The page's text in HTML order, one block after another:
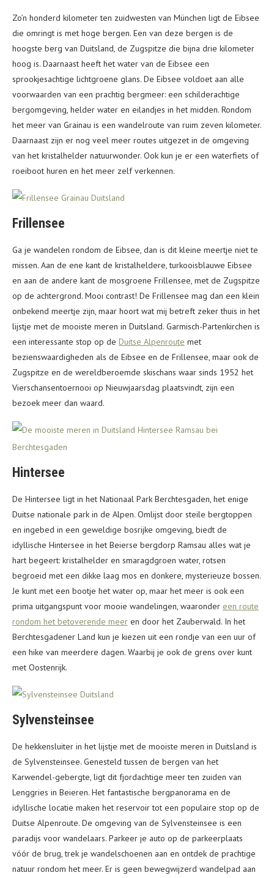
Zo’n honderd kilometer ten zuidwesten van München ligt de Eibsee
die omringt is met hoge bergen. Een van deze bergen is de
hoogste berg van Duitsland, de Zugspitze die bijna drie kilometer
hoog is. Daarnaast heeft het water van de Eibsee een
sprookjesachtige lichtgroene glans. De Eibsee voldoet aan alle
voorwaarden van een prachtig bergmeer: een schilderachtige
bergomgeving, helder water en eilandjes in het midden. Rondom
het meer van Grainau is een wandelroute van ruim zeven kilometer.
Daarnaast zijn er nog veel meer routes uitgezet in de omgeving
van het kristalhelder natuurwonder. Ook kun je er een waterfiets of
roeiboot huren en het meer zelf verkennen.
Frillensee
Ga je wandelen rondom de Eibsee, dan is dit kleine meertje niet te
missen. Aan de ene kant de kristalheldere, turkooisblauwe Eibsee
en aan de andere kant de mosgroene Frillensee, met de Zugspitze
op de achtergrond. Mooi contrast! De Frillensee mag dan een klein
onbekend meertje zijn, maar hoort wat mij betreft zeker thuis in het
lijstje met de mooiste meren in Duitsland. Garmisch-Partenkirchen is
een interessante stop op de Duitse Alpenroute met
bezienswaardigheden als de Eibsee en de Frillensee, maar ook de
Zugspitze en de wereldberoemde skischans waar sinds 1952 het
Vierschansentoernooi op Nieuwjaarsdag plaatsvindt, zijn een
bezoek meer dan waard.
Hintersee
De Hintersee ligt in het Nationaal Park Berchtesgaden, het enige
Duitse nationale park in de Alpen. Omlijst door steile bergtoppen
en ingebed in een geweldige bosrijke omgeving, biedt de
idyllische Hintersee in het Beierse bergdorp Ramsau alles wat je
hart begeert: kristalhelder en smaragdgroen water, rotsen
begroeid met een dikke laag mos en donkere, mysterieuze bossen.
Je kunt met een bootje het water op, maar het meer is ook een
prima uitgangspunt voor mooie wandelingen, waaronder een route
rondom het betoverende meer en door het Zauberwald. In het
Berchtesgadener Land kun je kiezen uit een rondje van een uur of
een hike van meerdere dagen. Waarbij je ook de grens over kunt
met Oostenrijk.
Sylvensteinsee
De hekkensluiter in het lijstje met de mooiste meren in Duitsland is
de Sylvensteinsee. Genesteld tussen de bergen van het
Karwendel-gebergte, ligt dit fjordachtige meer ten zuiden van
Lenggries in Beieren. Het fantastische bergpanorama en de
idyllische locatie maken het reservoir tot een populaire stop op de
Duitse Alpenroute. De omgeving van de Sylvensteinsee is een
paradijs voor wandelaars. Parkeer je auto op de parkeerplaats
vóór de brug, trek je wandelschoenen aan en ontdek de prachtige
natuur rondom het meer. Er is geen bewegwijzerd wandelpad aan